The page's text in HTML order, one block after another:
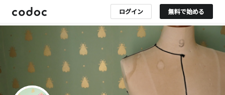
ログイン 無料で始める